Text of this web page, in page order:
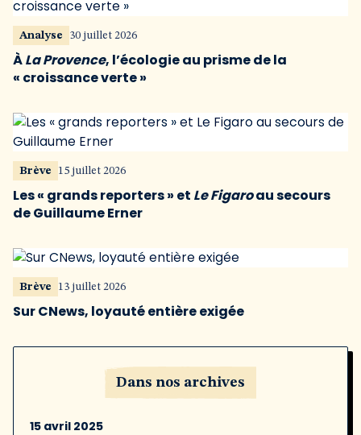
Analyse 30 juillet 2026
ÀLa Provence, l’écologie au prisme de la
« croissance verte »
Brève 15 juillet 2026
Les « grands reporters » et Le Figaroau secours
de Guillaume Erner
Brève 13 juillet 2026
Sur CNews, loyauté entière exigée
Dans nos archives
15 avril 2025